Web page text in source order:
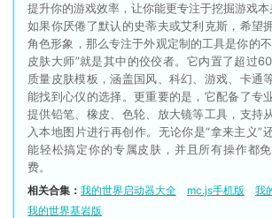
提升你的游戏效率，让你能更专注于挖掘游戏本
如果你厌倦了默认的史蒂夫或艾利克斯，希望
角色形象，那么专注于外观定制的工具是你的
皮肤大师”就是其中的佼佼者。它内置了超过
质量皮肤模板，涵盖国风、科幻、游戏、卡通
能找到心仪的选择。更重要的是，它配备了专
提供铅笔、橡皮、色轮、放大镜等工具，支持
入本地图片进行再创作。无论你是“拿来主义”
能轻松搞定你的专属皮肤，并且所有操作都
费。
相关合集： 我的世界启动器大全 mc.js手机版
我
我的世界基岩版